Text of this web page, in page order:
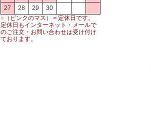
27
28 29
30
■（ピンクのマス）＝定休日です。
定休日もインターネット・メールで
のご注文・お問い合わせは受け付け
ております。